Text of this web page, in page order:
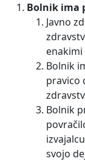
Bolnik ima
Javno
Bolnik
pravico
Bolnik
svojo